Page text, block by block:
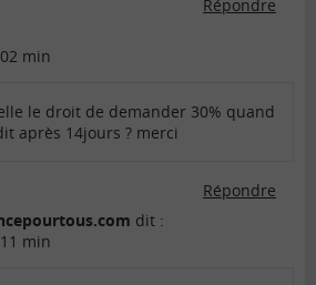
Répondre
min
le droit de demander 30% quand
après 14jours ? merci
Répondre
dit :
min